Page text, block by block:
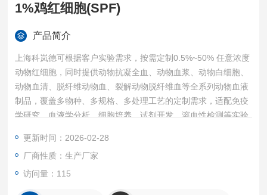
1%鸡红细胞(SPF)
产品简介
上海科岚德可根据客户实验需求，按需定制0.5%~50% 任意浓度
动物红细胞，同时提供动物抗凝全血、动物血浆、动物白细胞、
动物血清、脱纤维动物血、裂解动物脱纤维血等全系列动物血液
制品，覆盖多物种、多规格、多处理工艺的定制需求，适配免疫
学研究、血液学分析、细胞培养、试剂开发、溶血性检测等实验
我们坚持源头质控 + 按需定制 + 高效交付的核心优势，所有产品
均经无菌采集、标准化处理与严格质量检测。
更新时间：2026-02-28
厂商性质：生产厂家
访问量：115